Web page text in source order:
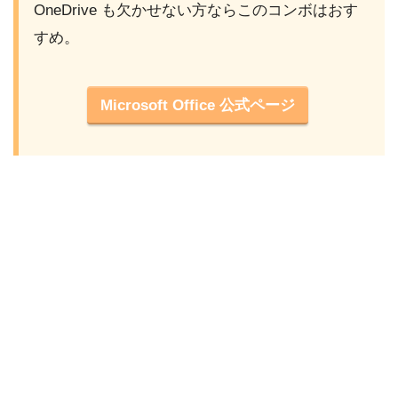
OneDrive も欠かせない方ならこのコンボはおす
すめ。
Microsoft Office 公式ページ